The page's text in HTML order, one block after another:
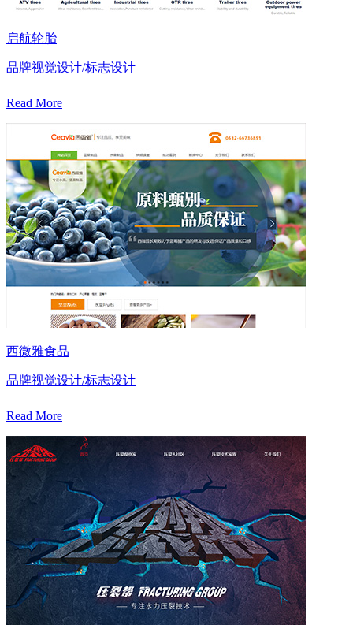
启航轮胎
品牌视觉设计/标志设计
Read More
西微雅食品
品牌视觉设计/标志设计
Read More